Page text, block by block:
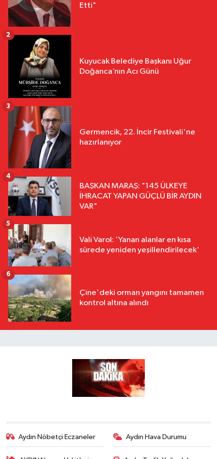
Etti"
Kuyucak Belediye Başkanı Uğur
Doğanca’nın Acı Günü
2
Germencik, 22. İncir Festivali'ne
hazırlanıyor
3
BAŞKAN MARAŞ: "145 ÜLKEYE
İHRACAT YAPAN GÜÇLÜ BİR AYDIN
VAR"
4
Vali Varol: 'Yanan alanlar en kısa
sürede yeniden yeşillendirilecek'
5
Çine'deki orman yangını tamamen
kontrol altına alındı
6
Aydın Nöbetçi Eczaneler Aydın Hava Durumu